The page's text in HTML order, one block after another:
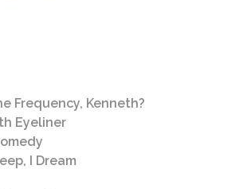
Frequency, Kenneth?
Eyeliner
I Dream